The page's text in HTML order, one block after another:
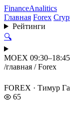
FinanceAnalitics
Главная Forex
Рейтинги
🔍
MOEX
/главная / Forex
FOREX · Тимур
65